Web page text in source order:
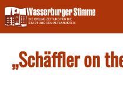
Skip
to
content
„Schäffler on